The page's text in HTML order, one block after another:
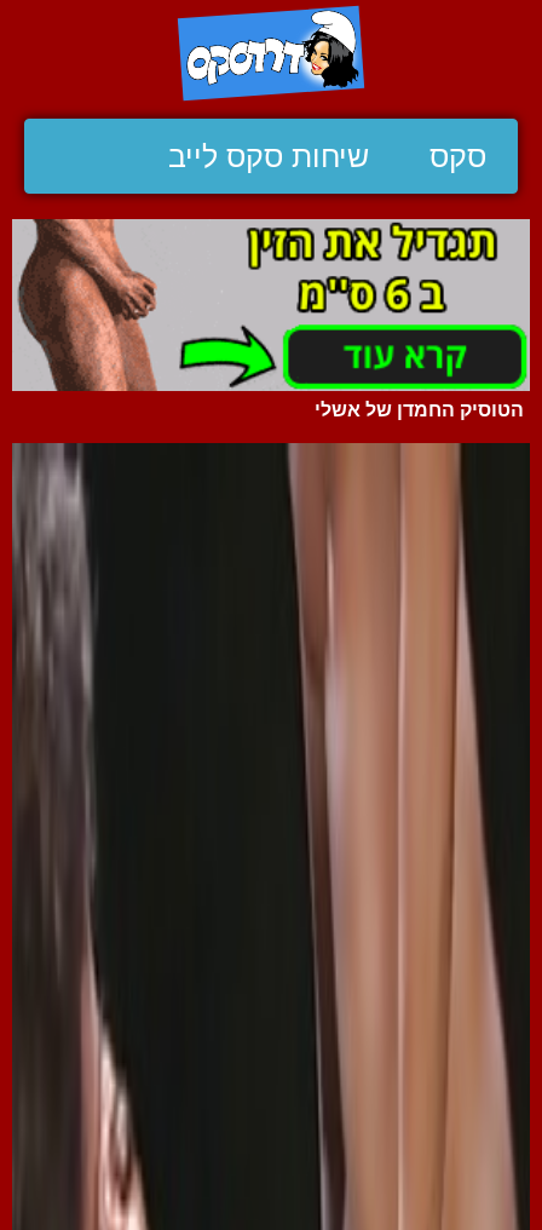
סקס שיחות סקס לייב
הטוסיק החמדן של אשלי